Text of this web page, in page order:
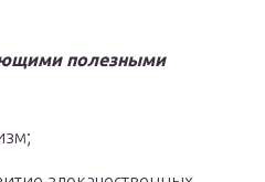
полезными